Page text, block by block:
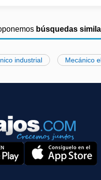
búsquedas
industrial Mecánico